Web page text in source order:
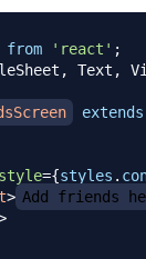
from 'react' ;
, Text ,
extends
style={styles .
> Add friends